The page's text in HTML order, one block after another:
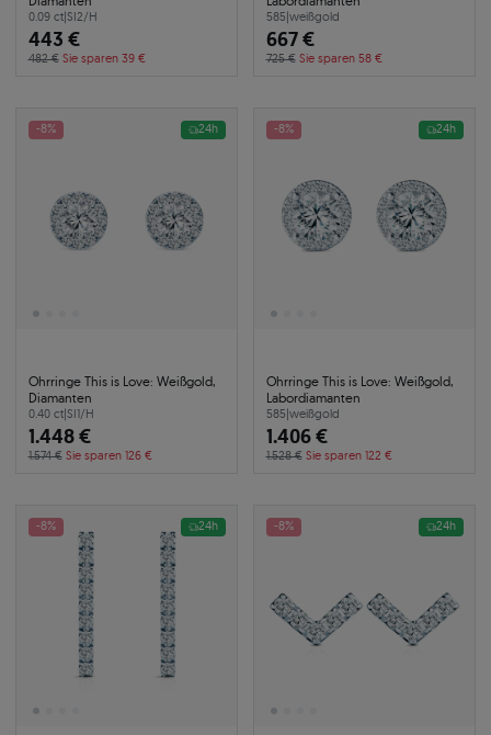
0.09 ct|SI2/H
443 €
482 € Sie sparen 39 €
585|weißgold
667 €
725 € Sie sparen 58 €
-8% 24h
Ohrringe This is Love: Weißgold,
Diamanten
0.40 ct|SI1/H
1.448 €
1.574 € Sie sparen 126 €
-8% 24h
Ohrringe This is Love: Weißgold,
Labordiamanten
585|weißgold
1.406 €
1.528 € Sie sparen 122 €
-8% 24h -8% 24h